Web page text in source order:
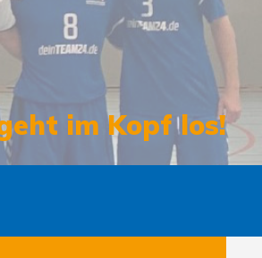
im Kopf los!